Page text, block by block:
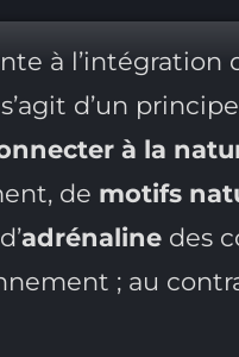
à l’intégration
d’un
à la
de motifs
adrénalinedes
; au